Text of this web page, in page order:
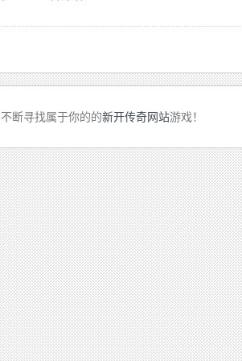
不断寻找属于你的的新开传奇网站游戏！